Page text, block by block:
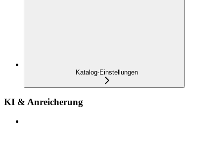
Katalog-Einstellungen
KI & Anreicherung